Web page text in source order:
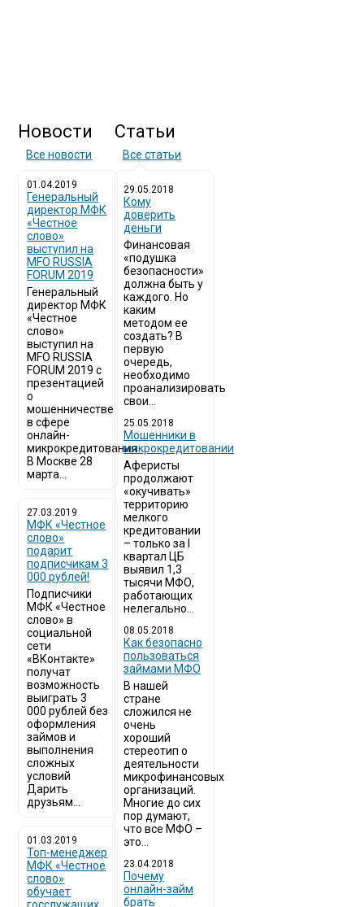
Новости
Все новости
01.04.2019
Генеральный
директор МФК
«Честное
слово»
выступил на
MFO RUSSIA
FORUM 2019
Генеральный
директор МФК
«Честное
слово»
выступил на
MFO RUSSIA
FORUM 2019 с
презентацией
о
мошенничестве
в сфере
онлайн-
микрокредитования
В Москве 28
марта...
27.03.2019
МФК «Честное
слово»
подарит
подписчикам 3
000 рублей!
Подписчики
МФК «Честное
слово» в
социальной
сети
«ВКонтакте»
получат
возможность
выиграть 3
000 рублей без
оформления
займов и
выполнения
сложных
условий
Дарить
друзьям...
01.03.2019
Топ-менеджер
МФК «Честное
слово»
обучает
Статьи
Все статьи
29.05.2018
Кому
доверить
деньги
Финансовая
«подушка
безопасности»
должна быть у
каждого. Но
каким
методом ее
создать? В
первую
очередь,
необходимо
проанализировать
свои...
25.05.2018
Мошенники в
микрокредитовании
Аферисты
продолжают
«окучивать»
территорию
мелкого
кредитовании
– только за I
квартал ЦБ
выявил 1,3
тысячи МФО,
работающих
нелегально...
08.05.2018
Как безопасно
пользоваться
займами МФО
В нашей
стране
сложился не
очень
хороший
стереотип о
деятельности
микрофинансовых
организаций.
Многие до сих
пор думают,
что все МФО –
это...
23.04.2018
Почему
онлайн-займ
брать